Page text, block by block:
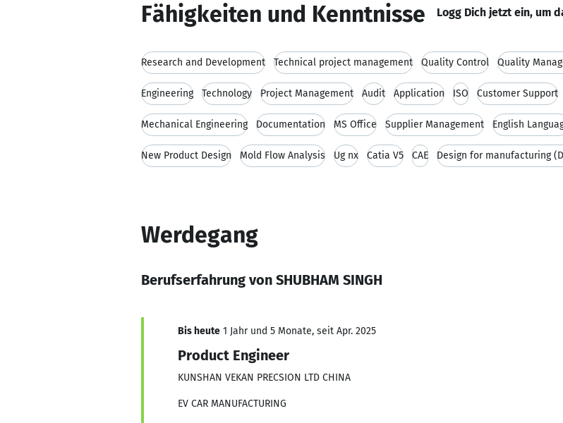
Fähigkeiten und Kenntnisse Logg Dich jetzt ein, um
Research and Development Technical project management Quality Control Quality
Engineering Technology Project Management Audit Application ISO Customer Support
Mechanical Engineering Documentation MS Office Supplier Management English
New Product Design Mold Flow Analysis Ug nx Catia V5 CAE Design for manufacturing
Werdegang
Berufserfahrung von SHUBHAM SINGH
Bis heute 1 Jahr und 5 Monate, seit Apr. 2025
Product Engineer
KUNSHAN VEKAN PRECSION LTD CHINA
EV CAR MANUFACTURING